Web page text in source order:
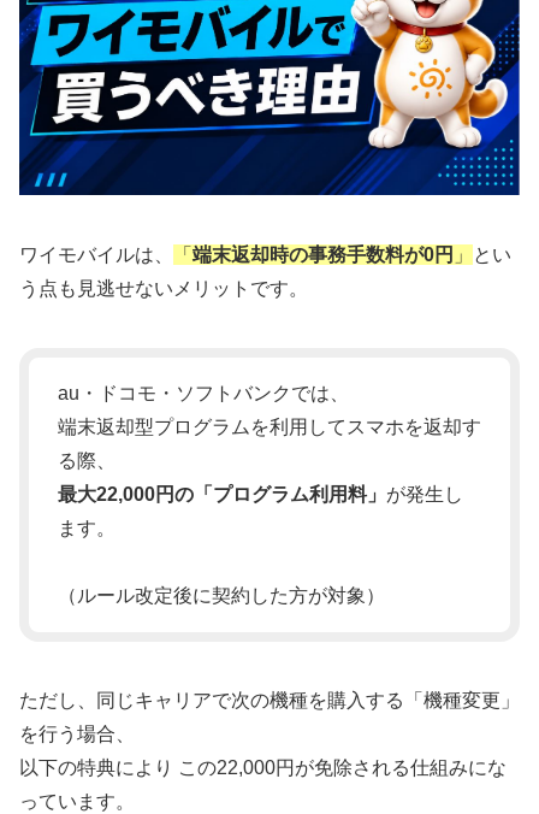
ワイモバイルは、 「 端末返却時の事務手数料が0円 」
とい
う点も見逃せないメリットです。
au・ドコモ・ソフトバンクでは、
端末返却型プログラムを利用してスマホを返却す
る際、
最大22,000円の「プログラム利用料」 が発生し
ます。
（ルール改定後に契約した方が対象）
ただし、同じキャリアで次の機種を購入する「機種変更」
を行う場合、
以下の特典により この22,000円が免除される仕組みにな
っています。